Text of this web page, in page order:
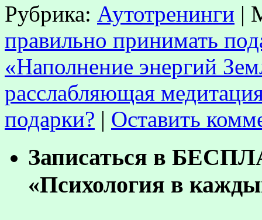
Рубрика: Аутотренинги |
правильно принимать
«Наполнение энергий
расслабляющая
подарки? | Оставить
Записаться в
«Психология в